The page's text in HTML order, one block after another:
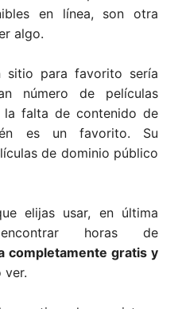
en línea, son otra
algo.
sitio para favorito sería
número de películas
la falta de contenido de
es un favorito. Su
de dominio público
elijas usar, en última
horas de
completamente gratis y
ver.